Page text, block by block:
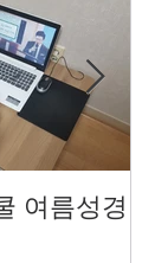
여름성경